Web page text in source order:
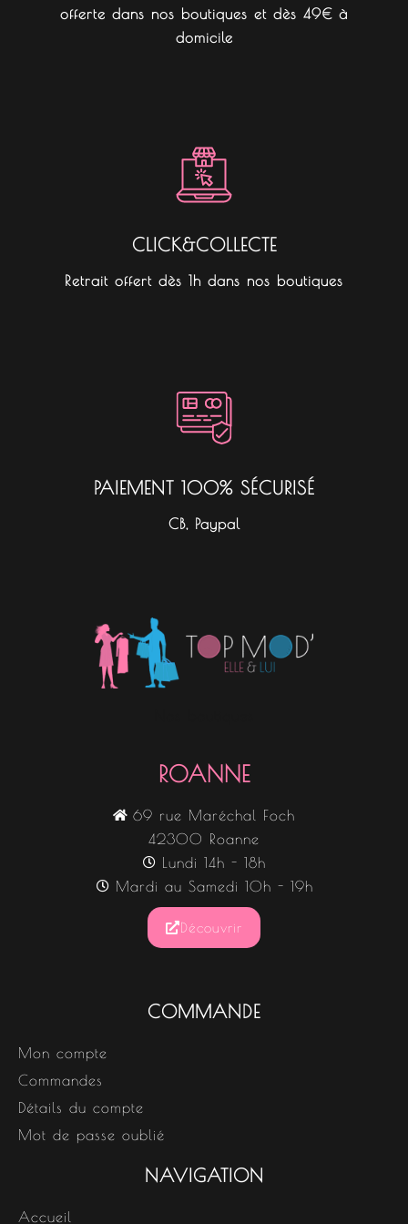
offerte dans nos boutiques et dès 49€ à
domicile
CLICK&COLLECTE
Retrait offert dès 1h dans nos boutiques
PAIEMENT 100% SÉCURISÉ
CB, Paypal
ROANNE
69 rue Maréchal Foch
42300 Roanne
Lundi 14h - 18h
Mardi au Samedi 10h - 19h
Découvrir
COMMANDE
Mon compte
Commandes
Détails du compte
Mot de passe oublié
NAVIGATION
Accueil